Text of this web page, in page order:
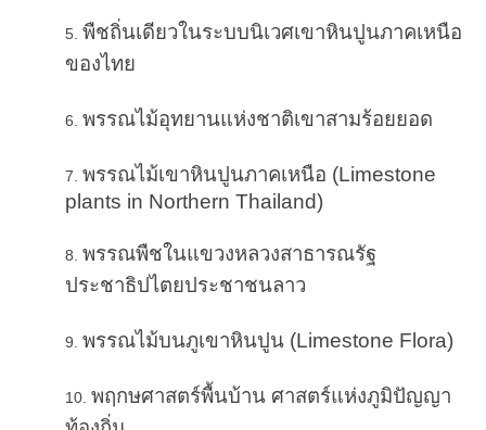
พืชถิ่นเดียวในระบบนิเวศเขาหินปูนภาคเหนือ
ของไทย
พรรณไม้อุทยานแห่งชาติเขาสามร้อยยอด
พรรณไม้เขาหินปูนภาคเหนือ (Limestone
plants in Northern Thailand)
พรรณพืชในแขวงหลวงสาธารณรัฐ
ประชาธิปไตยประชาชนลาว
พรรณไม้บนภูเขาหินปูน (Limestone Flora)
พฤกษศาสตร์พื้นบ้าน ศาสตร์แห่งภูมิปัญญา